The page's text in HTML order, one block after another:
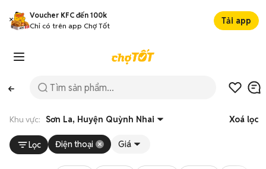
Voucher KFC đến 100k
Chỉ có trên app Chợ Tốt
Tải app
Khu vực: Sơn La, Huyện Quỳnh Nhai Xoá lọc
Lọc Điện thoại Giá